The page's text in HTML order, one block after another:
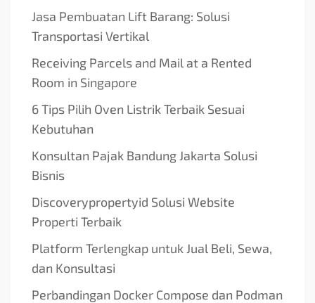
Jasa Pembuatan Lift Barang: Solusi
Transportasi Vertikal
Receiving Parcels and Mail at a Rented
Room in Singapore
6 Tips Pilih Oven Listrik Terbaik Sesuai
Kebutuhan
Konsultan Pajak Bandung Jakarta Solusi
Bisnis
Discoverypropertyid Solusi Website
Properti Terbaik
Platform Terlengkap untuk Jual Beli, Sewa,
dan Konsultasi
Perbandingan Docker Compose dan Podman